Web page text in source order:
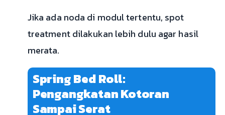
Jika ada noda di modul tertentu, spot
treatment dilakukan lebih dulu agar hasil
merata.
Spring Bed Roll:
Pengangkatan Kotoran
Sampai Serat